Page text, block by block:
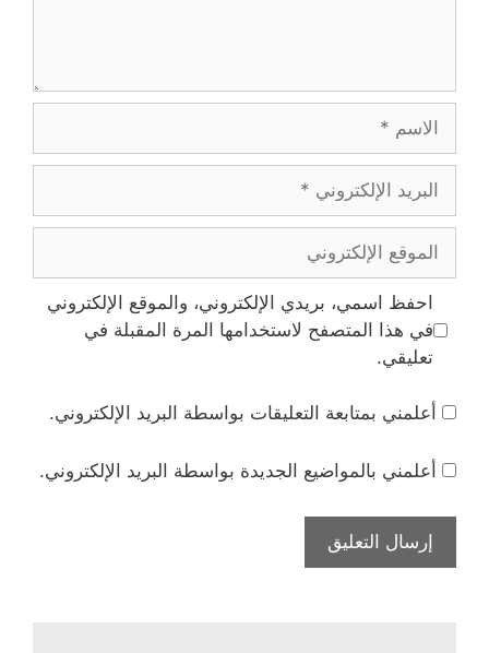
الاسم
البريد
الإلكتروني
الموقع
الإلكتروني
احفظ اسمي، بريدي الإلكتروني، والموقع الإلكتروني
في هذا المتصفح لاستخدامها المرة المقبلة في
تعليقي.
أعلمني بمتابعة التعليقات بواسطة البريد الإلكتروني.
أعلمني بالمواضيع الجديدة بواسطة البريد الإلكتروني.